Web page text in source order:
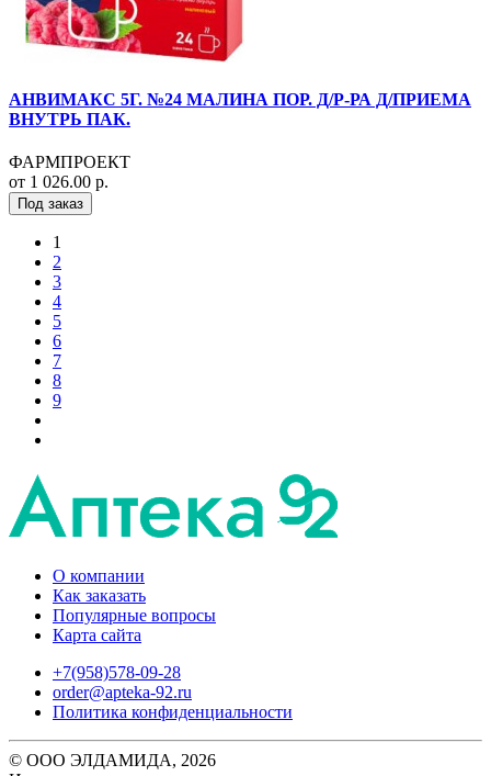
АНВИМАКС 5Г. №24 МАЛИНА ПОР. Д/Р-РА Д/ПРИЕМА
ВНУТРЬ ПАК.
ФАРМПРОЕКТ
от 1 026.00 р.
Под заказ
1
2
3
4
5
6
7
8
9
О компании
Как заказать
Популярные вопросы
Карта сайта
+7(958)578-09-28
order@apteka-92.ru
Политика конфиденциальности
© ООО ЭЛДАМИДА, 2026